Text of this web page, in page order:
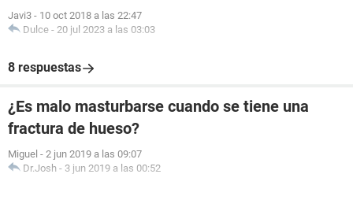
Javi3 - 10 oct 2018 a las 22:47
Dulce - 20 jul 2023 a las 03:03
8 respuestas
¿Es malo masturbarse cuando se tiene una
fractura de hueso?
Miguel - 2 jun 2019 a las 09:07
Dr.Josh - 3 jun 2019 a las 00:52